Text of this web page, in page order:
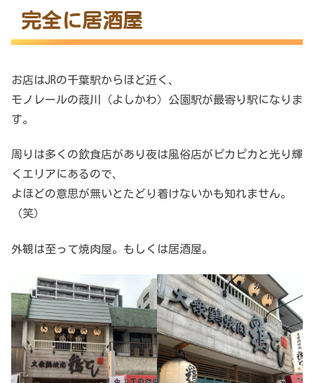
完全に居酒屋
お店はJRの千葉駅からほど近く、
モノレールの葭川（よしかわ）公園駅が最寄り駅になりま
す。
周りは多くの飲食店があり夜は風俗店がピカピカと光り輝
くエリアにあるので、
よほどの意思が無いとたどり着けないかも知れません。
（笑）
外観は至って焼肉屋。もしくは居酒屋。